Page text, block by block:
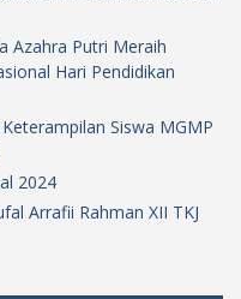
Azahra Putri Meraih
Hari Pendidikan
Siswa MGMP
2024
Arrafii Rahman XII TKJ